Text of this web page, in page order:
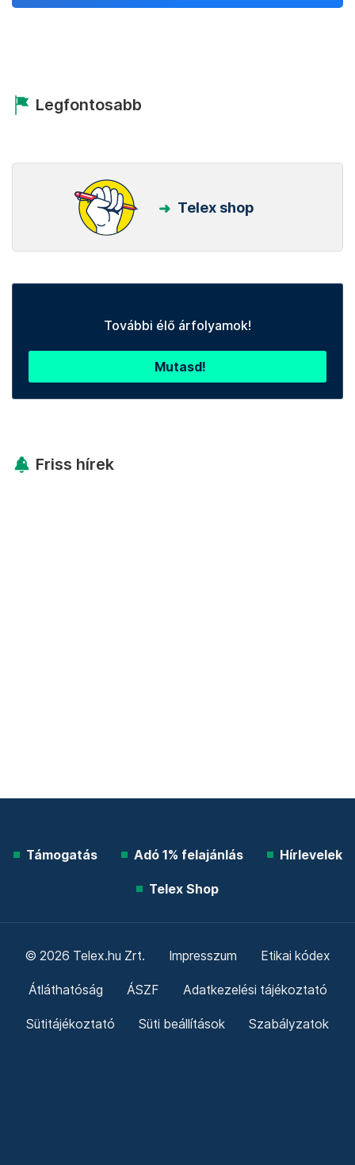
Legfontosabb
Telex shop
További élő árfolyamok!
Mutasd!
Friss hírek
Támogatás Adó 1% felajánlás Hírlevelek
Telex Shop
© 2026 Telex.hu Zrt. Impresszum Etikai kódex
Átláthatóság ÁSZF Adatkezelési tájékoztató
Sütitájékoztató Süti beállítások Szabályzatok